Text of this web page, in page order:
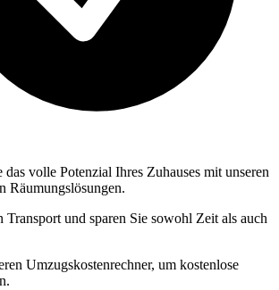
das volle Potenzial Ihres Zuhauses mit unseren
Räumungslösungen.
Transport und sparen Sie sowohl Zeit als auch
Umzugskostenrechner, um kostenlose